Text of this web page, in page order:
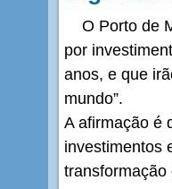
O Porto de
por
anos, e que
mundo”.
A afirmação é
investimentos